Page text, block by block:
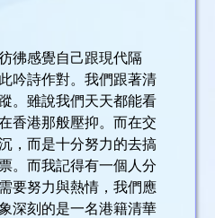
彿感覺自己跟現代隔
吟詩作對。我們跟著清
。雖說我們天天都能看
香港那般壓抑。而在交
，而是十分努力的去搞
。而我記得有一個人分
要努力與熱情，我們應
深刻的是一名港籍清華